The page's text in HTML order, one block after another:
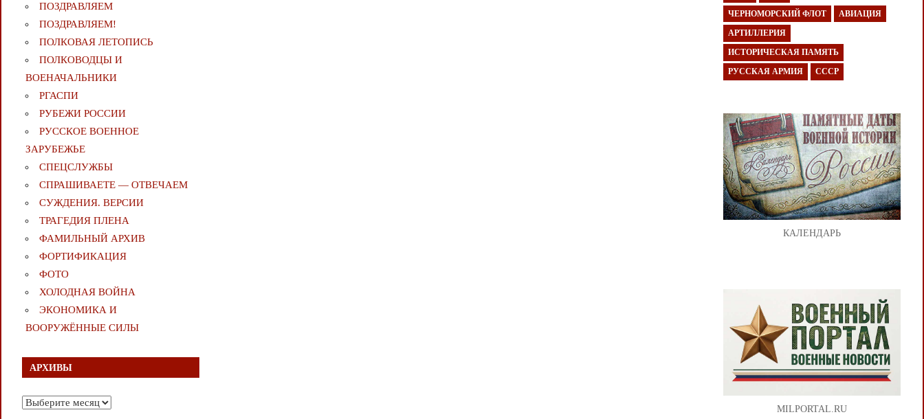
ПОЗДРАВЛЯЕМ
ПОЗДРАВЛЯЕМ!
ПОЛКОВАЯ ЛЕТОПИСЬ
ПОЛКОВОДЦЫ И
ВОЕНАЧАЛЬНИКИ
РГАСПИ
РУБЕЖИ РОССИИ
РУССКОЕ ВОЕННОЕ
ЗАРУБЕЖЬЕ
СПЕЦСЛУЖБЫ
СПРАШИВАЕТЕ — ОТВЕЧАЕМ
СУЖДЕНИЯ. ВЕРСИИ
ТРАГЕДИЯ ПЛЕНА
ФАМИЛЬНЫЙ АРХИВ
ФОРТИФИКАЦИЯ
ФОТО
ХОЛОДНАЯ ВОЙНА
ЭКОНОМИКА И
ВООРУЖЁННЫЕ СИЛЫ
АРХИВЫ
Архивы
ЧЕРНОМОРСКИЙ ФЛОТ АВИАЦИЯ
АРТИЛЛЕРИЯ
ИСТОРИЧЕСКАЯ ПАМЯТЬ
РУССКАЯ АРМИЯ СССР
КАЛЕНДАРЬ
MILPORTAL.RU